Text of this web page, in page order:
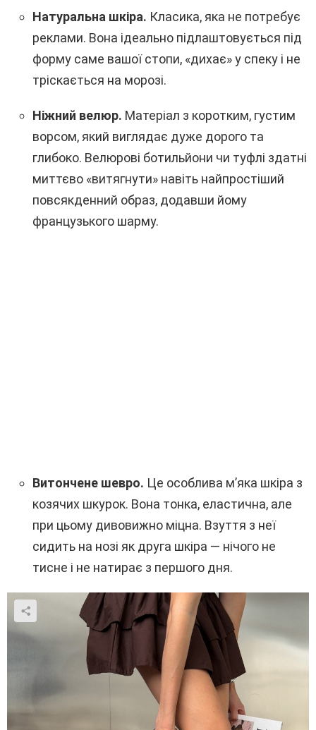
Натуральна шкіра. Класика, яка не потребує
реклами. Вона ідеально підлаштовується під
форму саме вашої стопи, «дихає» у спеку і не
тріскається на морозі.
Ніжний велюр. Матеріал з коротким, густим
ворсом, який виглядає дуже дорого та
глибоко. Велюрові ботильйони чи туфлі здатні
миттєво «витягнути» навіть найпростіший
повсякденний образ, додавши йому
французького шарму.
Витончене шевро. Це особлива м’яка шкіра з
козячих шкурок. Вона тонка, еластична, але
при цьому дивовижно міцна. Взуття з неї
сидить на нозі як друга шкіра — нічого не
тисне і не натирає з першого дня.